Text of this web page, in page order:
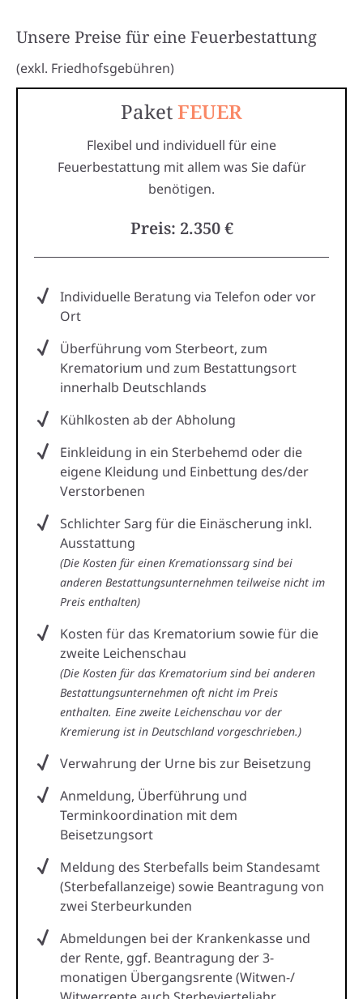
Unsere Preise für eine Feuerbestattung
(exkl. Friedhofsgebühren)
PaketFEUER
Flexibel und individuell für eine
Feuerbestattung mit allem was Sie dafür
benötigen.
Preis: 2.350 €
Individuelle Beratung via Telefon oder vor
Ort
Überführung vom Sterbeort, zum
Krematorium und zum Bestattungsort
innerhalb Deutschlands
Kühlkosten ab der Abholung
Einkleidung in ein Sterbehemd oder die
eigene Kleidung und Einbettung des/der
Verstorbenen
Schlichter Sarg für die Einäscherung inkl.
Ausstattung
(Die Kosten für einen Kremationssarg sind bei
anderen Bestattungsunternehmen teilweise nicht im
Preis enthalten)
Kosten für das Krematorium sowie für die
zweite Leichenschau
(Die Kosten für das Krematorium sind bei anderen
Bestattungsunternehmen oft nicht im Preis
enthalten. Eine zweite Leichenschau vor der
Kremierung ist in Deutschland vorgeschrieben.)
Verwahrung der Urne bis zur Beisetzung
Anmeldung, Überführung und
Terminkoordination mit dem
Beisetzungsort
Meldung des Sterbefalls beim Standesamt
(Sterbefallanzeige) sowie Beantragung von
zwei Sterbeurkunden
Abmeldungen bei der Krankenkasse und
der Rente, ggf. Beantragung der 3-
monatigen Übergangsrente (Witwen-/